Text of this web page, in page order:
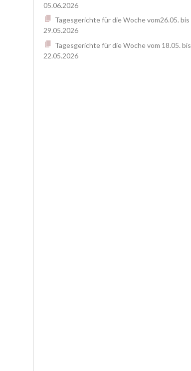
05.06.2026
Tagesgerichte für die Woche vom26.05. bis
29.05.2026
Tagesgerichte für die Woche vom 18.05. bis
22.05.2026